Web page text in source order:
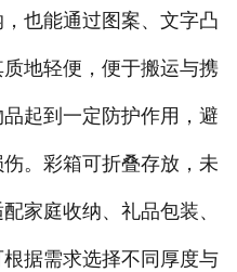
- 水果网套
- 珍珠棉复铝膜
- 珍珠棉卷材
- 珍珠棉片材
也能通过图案、文字凸
地轻便，便于搬运与携
起到一定防护作用，避
。彩箱可折叠存放，未
家庭收纳、礼品包装、
据需求选择不同厚度与